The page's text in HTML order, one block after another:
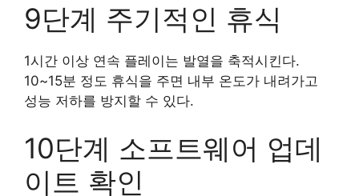
9단계 주기적인 휴식
1시간 이상 연속 플레이는 발열을 축적시킨다.
10~15분 정도 휴식을 주면 내부 온도가 내려가고
성능 저하를 방지할 수 있다.
10단계 소프트웨어 업데
이트 확인